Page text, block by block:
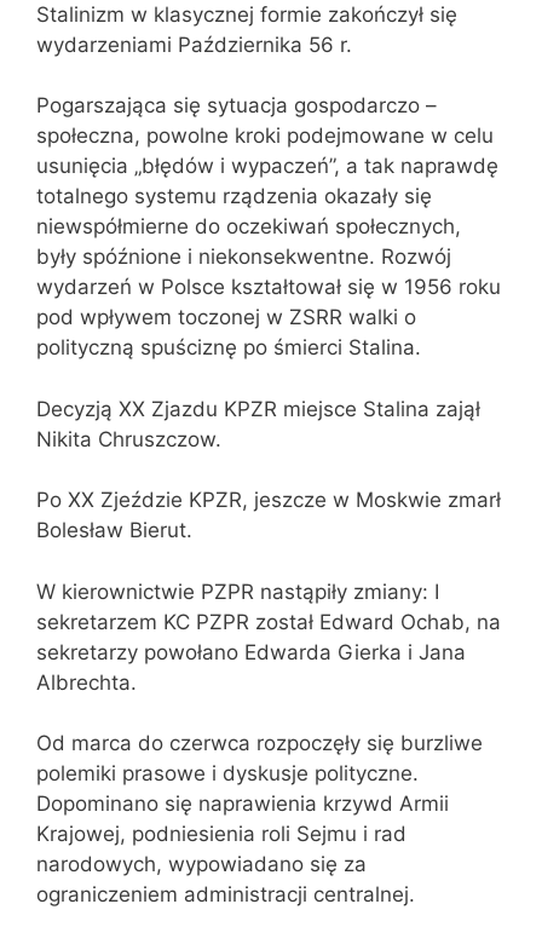
Stalinizm w klasycznej formie zakończył się
wydarzeniami Października 56 r.
Pogarszająca się sytuacja gospodarczo –
społeczna, powolne kroki podejmowane w celu
usunięcia „błędów i wypaczeń”, a tak naprawdę
totalnego systemu rządzenia okazały się
niewspółmierne do oczekiwań społecznych,
były spóźnione i niekonsekwentne. Rozwój
wydarzeń w Polsce kształtował się w 1956 roku
pod wpływem toczonej w ZSRR walki o
polityczną spuściznę po śmierci Stalina.
Decyzją XX Zjazdu KPZR miejsce Stalina zajął
Nikita Chruszczow.
Po XX Zjeździe KPZR, jeszcze w Moskwie zmarł
Bolesław Bierut.
W kierownictwie PZPR nastąpiły zmiany: I
sekretarzem KC PZPR został Edward Ochab, na
sekretarzy powołano Edwarda Gierka i Jana
Albrechta.
Od marca do czerwca rozpoczęły się burzliwe
polemiki prasowe i dyskusje polityczne.
Dopominano się naprawienia krzywd Armii
Krajowej, podniesienia roli Sejmu i rad
narodowych, wypowiadano się za
ograniczeniem administracji centralnej.